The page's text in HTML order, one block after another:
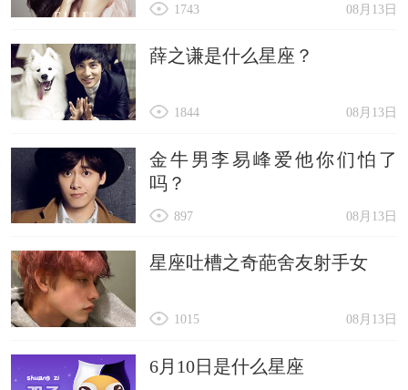
08月13日
1743
薛之谦是什么星座？
08月13日
1844
金牛男李易峰爱他你们怕了
吗？
08月13日
897
星座吐槽之奇葩舍友射手女
08月13日
1015
6月10日是什么星座